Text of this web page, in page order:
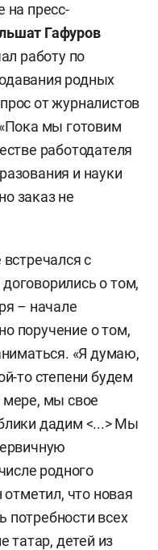
на пресс-
Гафуров
работу по
родных
от журналистов
мы готовим
работодателя
и науки
заказ не
с
договорились о том,
– начале
поручение о том,
«Я думаю,
то степени будем
мы свое
дадим <...> Мы
родного
что новая
потребности всех
татар, детей из